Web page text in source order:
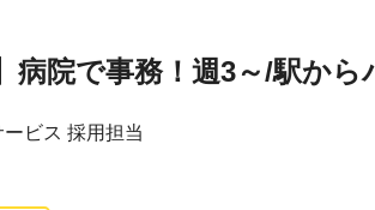
病院で事務！週3～/駅から
ビス 採用担当